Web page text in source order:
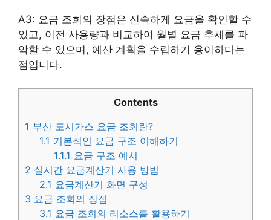
A3: 요금 조회의 장점은 신속하게 요금을 확인할 수
있고, 이전 사용량과 비교하여 월별 요금 추세를 파
악할 수 있으며, 예산 계획을 수립하기 용이하다는
점입니다.
Contents
1 부산 도시가스 요금 조회란?
1.1 기본적인 요금 구조 이해하기
1.1.1 요금 구조 예시
2 실시간 요금계산기 사용 방법
2.1 요금계산기 화면 구성
3 요금 조회의 장점
3.1 요금 조회의 리소스를 활용하기